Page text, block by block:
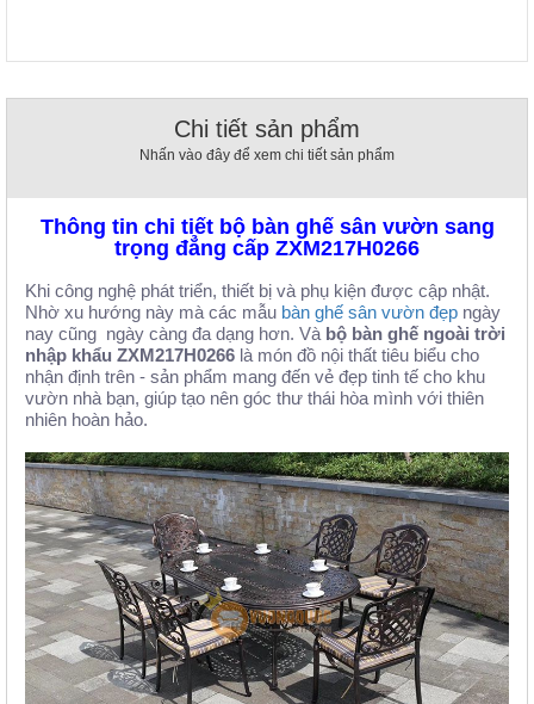
Cây
, đồ
Thất
Hàng
Chi tiết sản phẩm
Nhấn vào đây để xem chi tiết sản phẩm
Thông tin chi tiết bộ bàn ghế sân vườn sang
trọng đẳng cấp ZXM217H0266
Khi công nghệ phát triển, thiết bị và phụ kiện được cập nhật.
Nhờ xu hướng này mà các mẫu bàn ghế sân vườn đẹp ngày
nay cũng  ngày càng đa dạng hơn. Và bộ bàn ghế ngoài trời
nhập khẩu ZXM217H0266 là món đồ nội thất tiêu biểu cho
nhận định trên - sản phẩm mang đến vẻ đẹp tinh tế cho khu
vườn nhà bạn, giúp tạo nên góc thư thái hòa mình với thiên
nhiên hoàn hảo.